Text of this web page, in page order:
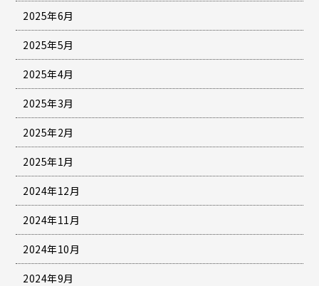
2025年6月
2025年5月
2025年4月
2025年3月
2025年2月
2025年1月
2024年12月
2024年11月
2024年10月
2024年9月